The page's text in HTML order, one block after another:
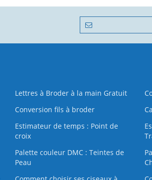
Lettres à Broder à la main Gratuit
Conversion fils à broder
Estimateur de temps : Point de
croix
Palette couleur DMC : Teintes de
Peau